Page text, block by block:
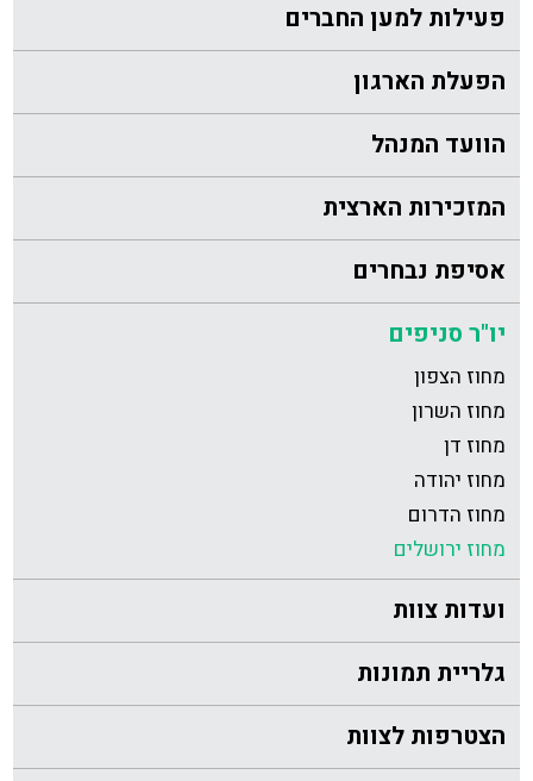
פעילות למען החברים
הפעלת הארגון
הוועד המנהל
המזכירות הארצית
אסיפת נבחרים
יו"ר סניפים
מחוז הצפון
מחוז השרון
מחוז דן
מחוז יהודה
מחוז הדרום
מחוז ירושלים
ועדות צוות
גלריית תמונות
הצטרפות לצוות